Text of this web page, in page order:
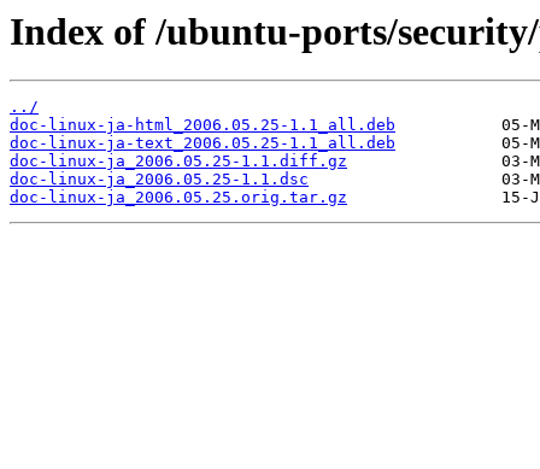
Index of /ubuntu-ports/
../
doc-linux-ja-html_2006.05.25-1.1_all.deb
doc-linux-ja-text_2006.05.25-1.1_all.deb
doc-linux-ja_2006.05.25-1.1.diff.gz
doc-linux-ja_2006.05.25-1.1.dsc
doc-linux-ja_2006.05.25.orig.tar.gz